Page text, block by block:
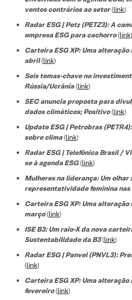
ventos contrários ao setor(link)
Radar ESG | Petz (PETZ3): A
empresa ESG para cachorro(link)
Carteira ESG XP: Uma
abril(link)
Seis temas-chave no
Rússia/Ucrânia(link)
SEC anuncia proposta para
dados climáticos; Positivo(link)
Update ESG | Petrobras
sobre clima(link)
Radar ESG | Telefônica Brasil /
se à agenda ESG(link)
Mulheres na liderança: Um olhar
representatividade feminina nas
Carteira ESG XP: Uma
março(link)
ISE B3: Um raio-X da nova
Sustentabilidade da B3(link)
Radar ESG | Panvel (PNVL3):
(link)
Carteira ESG XP: Uma
fevereiro(link)